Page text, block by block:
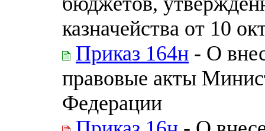
казначейства от 10
Приказ 164н - О
правовые акты
Федерации